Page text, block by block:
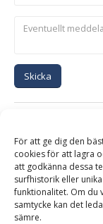
För att ge dig den
cookies för att lagra
att godkänna dessa
surfhistorik eller
funktionalitet. Om du
samtycke kan det
sämre.
Skicka
Hydraulhammare
BESKRIVNING